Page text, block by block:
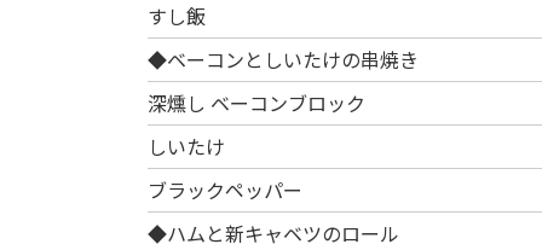
すし飯
◆ベーコンとしいたけの串焼き
深燻し ベーコンブロック
しいたけ
ブラックペッパー
◆ハムと新キャベツのロール